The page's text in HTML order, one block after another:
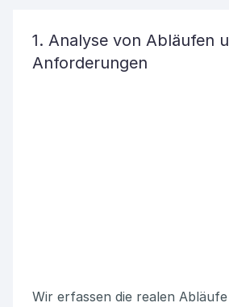
1. Analyse von Abläufen
Anforderungen
Wir erfassen die realen Abläufe